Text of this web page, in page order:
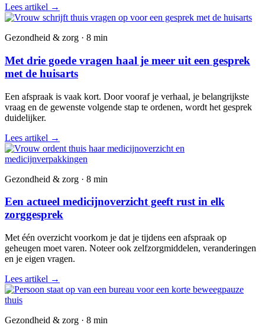
Lees artikel →
Gezondheid & zorg · 8 min
Met drie goede vragen haal je meer uit een gesprek
met de huisarts
Een afspraak is vaak kort. Door vooraf je verhaal, je belangrijkste
vraag en de gewenste volgende stap te ordenen, wordt het gesprek
duidelijker.
Lees artikel →
Gezondheid & zorg · 8 min
Een actueel medicijnoverzicht geeft rust in elk
zorggesprek
Met één overzicht voorkom je dat je tijdens een afspraak op
geheugen moet varen. Noteer ook zelfzorgmiddelen, veranderingen
en je eigen vragen.
Lees artikel →
Gezondheid & zorg · 8 min